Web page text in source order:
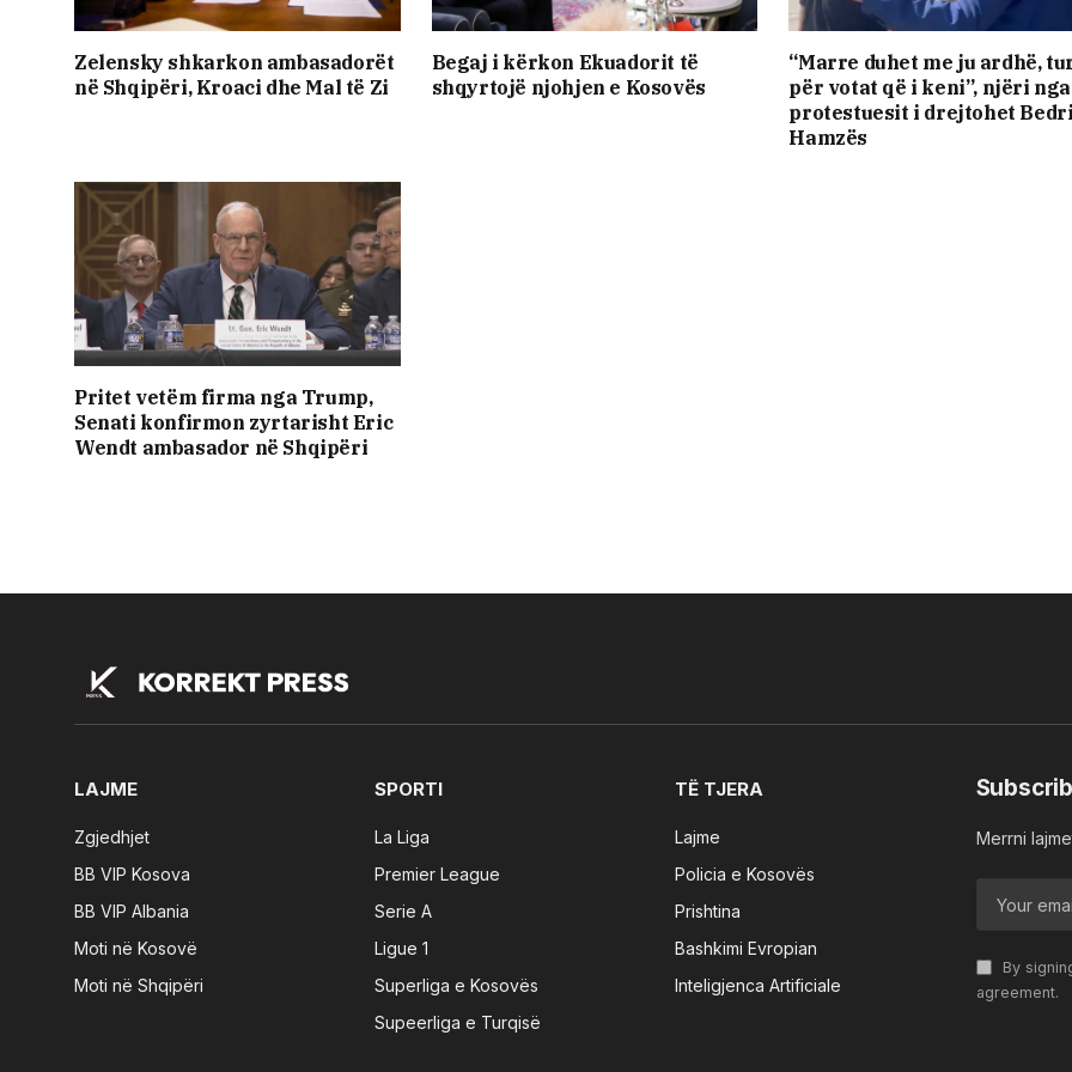
Zelensky shkarkon ambasadorët
në Shqipëri, Kroaci dhe Mal të Zi
Begaj i kërkon Ekuadorit të
shqyrtojë njohjen e Kosovës
“Marre duhet me ju ardhë,
për votat që i keni”, njëri nga
protestuesit i drejtohet
Hamzës
Pritet vetëm firma nga Trump,
Senati konfirmon zyrtarisht Eric
Wendt ambasador në Shqipëri
LAJME
Zgjedhjet
BB VIP Kosova
BB VIP Albania
Moti në Kosovë
Moti në Shqipëri
SPORTI
La Liga
Premier League
Serie A
Ligue 1
Superliga e Kosovës
Supeerliga e Turqisë
TË TJERA
Lajme
Policia e Kosovës
Prishtina
Bashkimi Evropian
Inteligjenca Artificiale
Merrni
By
agreement.